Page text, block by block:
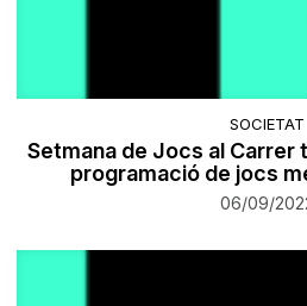
SOCIETAT
Setmana de Jocs al Carrer
programació de jocs
06/09/